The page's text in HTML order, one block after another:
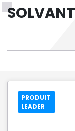
SOLVANT
PRODUIT
LEADER